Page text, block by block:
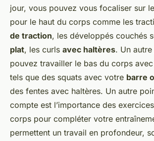
jour, vous pouvez vous focaliser sur
pour le haut du corps comme les
de traction, les développés couchés
plat, les curls avec haltères. Un
pouvez travailler le bas du corps
tels que des squats avec votre barre
des fentes avec haltères. Un autre
compte est l’importance des
corps pour compléter votre
permettent un travail en profondeur,